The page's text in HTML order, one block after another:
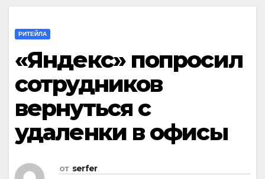
РИТЕЙЛА
«Яндекс» попросил
сотрудников
вернуться с
удаленки в офисы
от serfer